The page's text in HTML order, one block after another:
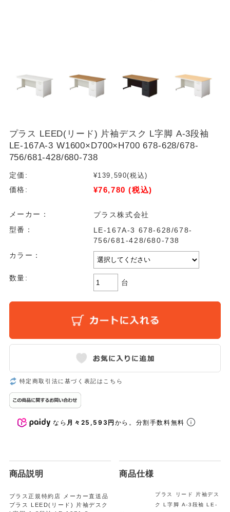
プラス LEED(リード) 片袖デスク L字脚 A-3段袖
LE-167A-3 W1600×D700×H700 678-628/678-
756/681-428/680-738
定価: ¥139,590(税込)
価格:
¥76,780 (税込)
メーカー：
プラス株式会社
型番：
LE-167A-3 678-628/678-
756/681-428/680-738
カラー：
数量:
台
特定商取引法に基づく表記はこちら
なら 月々25,593円から。分割手数料無料
商品説明
プラス正規特約店 メーカー直送品
プラス LEED(リード) 片袖デスク
商品仕様
プラス リード 片袖デス
ク L字脚 A-3段袖 LE-